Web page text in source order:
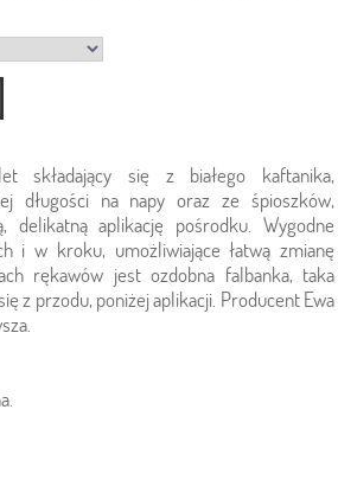
składający się z białego kaftanika,
długości na napy oraz ze śpioszków,
delikatną aplikację pośrodku. Wygodne
i w kroku, umożliwiające łatwą zmianę
rękawów jest ozdobna falbanka, taka
z przodu, poniżej aplikacji. Producent Ewa